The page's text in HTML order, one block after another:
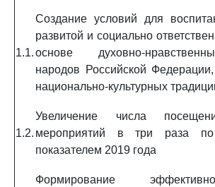
1.1.
Создание условий для
развитой и социально
основе духовно-
народов Российской
национально-культурных
1.2.
Увеличение числа
мероприятий в три раза
показателем 2019 года
Формирование